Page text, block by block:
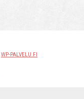
WP-PALVELU.FI